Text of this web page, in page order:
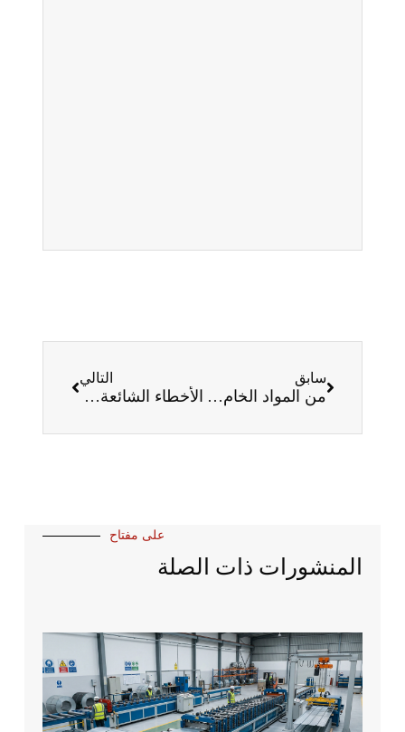
سابق
من المواد الخام إلى المنتج النهائي: آلات تشكيل الصلب الخفيف
التالي
الأخطاء الشائعة التي يجب تجنبها عند استخدام آلات تشكيل باب المصراع
على مفتاح
المنشورات ذات الصلة